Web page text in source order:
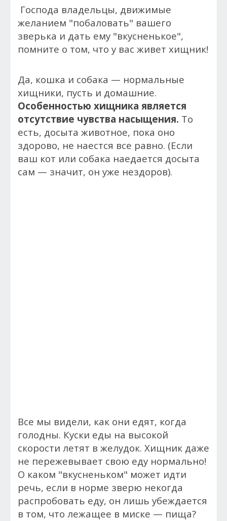
Господа владельцы, движимые
желанием "побаловать" вашего
зверька и дать ему "вкусненькое",
помните о том, что у вас живет хищник!
Да, кошка и собака — нормальные
хищники, пусть и домашние.
Особенностью хищника является
отсутствие чувства насыщения. То
есть, досыта животное, пока оно
здорово, не наестся все равно. (Если
ваш кот или собака наедается досыта
сам — значит, он уже нездоров).
Все мы видели, как они едят, когда
голодны. Куски еды на высокой
скорости летят в желудок. Хищник даже
не пережевывает свою еду нормально!
О каком "вкусненьком" может идти
речь, если в норме зверю некогда
распробовать еду, он лишь убеждается
в том, что лежащее в миске — пища?